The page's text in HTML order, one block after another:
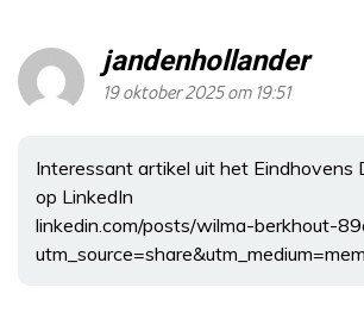
jandenhollander
19 oktober 2025 om 19:51
Interessant artikel uit het Eindhovens
op LinkedIn
linkedin.com/posts/wilma-